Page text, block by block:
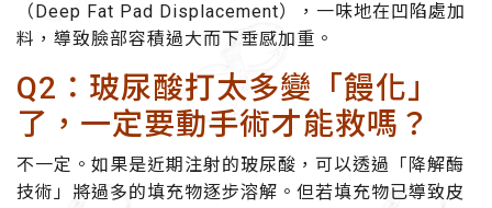
（Deep Fat Pad Displacement），一味地在凹陷處加
料，導致臉部容積過大而下垂感加重。
Q2：玻尿酸打太多變「饅化」
了，一定要動手術才能救嗎？
不一定。如果是近期注射的玻尿酸，可以透過「降解酶
技術」將過多的填充物逐步溶解。但若填充物已導致皮